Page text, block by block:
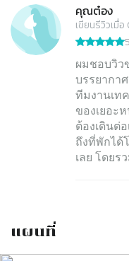
คุณต๋อง
เขียนรีวิวเมื่
ผมชอบวิว
บรรยากา
ทีมงานเท
ของเยอะ
ต้องเดินต่
ถึงที่พักได้
เลย โดยร
แผนที่